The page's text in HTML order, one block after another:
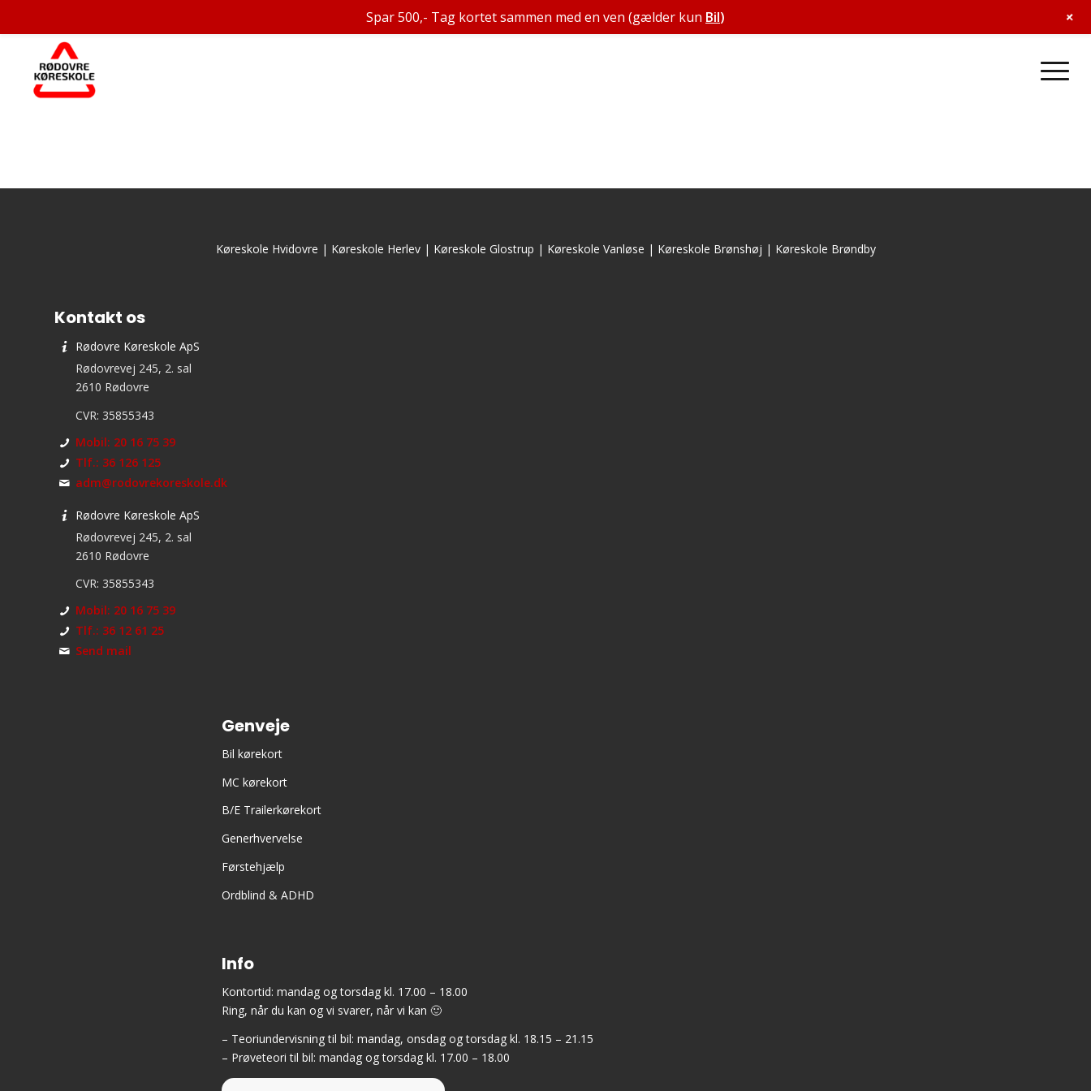
Køreskole Hvidovre | Køreskole Herlev| Køreskole Glostrup | Køreskole Vanløse | Køreskole Brønshøj | Køreskole Brøndby
Kontakt os
Rødovre Køreskole ApS
Rødovrevej 245, 2. sal
2610 Rødovre
CVR: 35855343
Mobil: 20 16 75 39
Tlf.: 36 126 125
adm@rodovrekoreskole.dk
Rødovre Køreskole ApS
Rødovrevej 245, 2. sal
2610 Rødovre
CVR: 35855343
Mobil: 20 16 75 39
Tlf.: 36 12 61 25
Send mail
Genveje
Bil kørekort
MC kørekort
B/E Trailerkørekort
Generhvervelse
Førstehjælp
Ordblind & ADHD
Info
Kontortid: mandag og torsdag kl. 17.00 – 18.00
Ring, når du kan og vi svarer, når vi kan 🙂
– Teoriundervisning til bil: mandag, onsdag og torsdag kl. 18.15 – 21.15
– Prøveteori til bil: mandag og torsdag kl. 17.00 – 18.00
Spar 500,- Tag kortet sammen med en ven (gælder kun Bil) +